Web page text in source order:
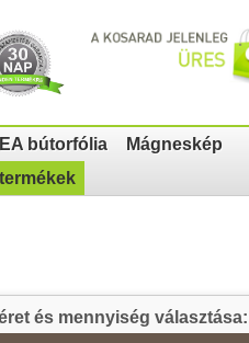
bútorfólia
Mágneskép
és mennyiség választása: